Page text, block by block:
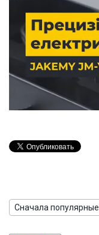
Сначала популярные